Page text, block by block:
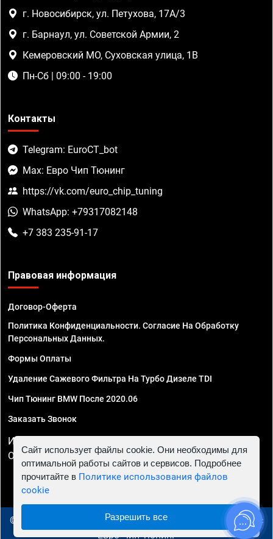
г. Новосибирск, ул. Петухова, 17А/3
г. Барнаул, ул. Советской Армии, 2
Кемеровский МО, Суховская улица, 1В
Пн-Сб | 09:00 - 19:00
Контакты
Telegram: EuroCT_bot
Max: Евро Чип Тюнинг
https://vk.com/euro_chip_tuning
WhatsApp: +79317082148
+7 383 235-91-17
Правовая информация
Договор-Оферта
Политика Конфиденциальности. Согласие На Обработку
Персональных Данных.
Формы Оплаты
Удаление Сажевого Фильтра На Турбо Дизеле TDI
Чип Тюнинг BMW После 2020.06
Заказать Звонок
ИП Смирнов Георгий Павлович. ИНН 781302555843,
ОГРНИП 324470400032610
© 2010 - 2026 Чип тюнинг в Новосибирске - Автосервис
"Евро Чип Тюнинг"
Сайт использует файлы cookie. Они необходимы для
оптимальной работы сайтов и сервисов. Подробнее
прочитайте в Политике использования файлов
cookie
Разрешить все